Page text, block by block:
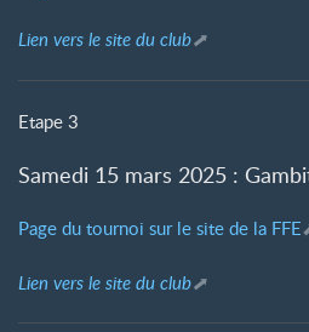
Lien vers le site du club
Etape 3
Samedi 15 mars 2025 :
Page du tournoi sur le site de la FFE
Lien vers le site du club